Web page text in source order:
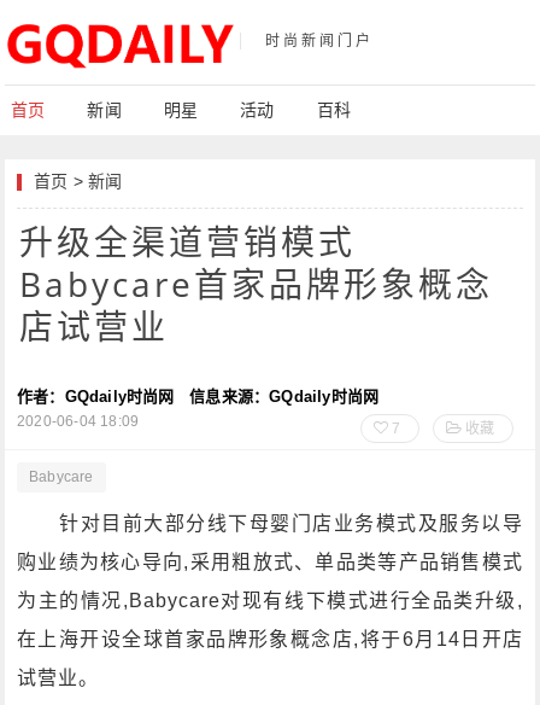
时尚新闻门户
首页 新闻 明星 活动 百科
首页 >新闻
升级全渠道营销模式
Babycare首家品牌形象概念
店试营业
作者：GQdaily时尚网 信息来源：GQdaily时尚网
2020-06-04 18:09 7 收藏
Babycare
针对目前大部分线下母婴门店业务模式及服务以导
购业绩为核心导向,采用粗放式、单品类等产品销售模式
为主的情况,Babycare对现有线下模式进行全品类升级,
在上海开设全球首家品牌形象概念店,将于6月14日开店
试营业。